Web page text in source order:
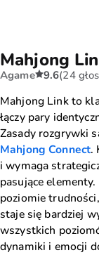
Mahjong
Agame 9.6(24
Mahjong Link to
łączy pary
Zasady rozgrywki
Mahjong Connect.
i wymaga
pasujące
poziomie
staje się bardziej
wszystkich
dynamiki i emocji